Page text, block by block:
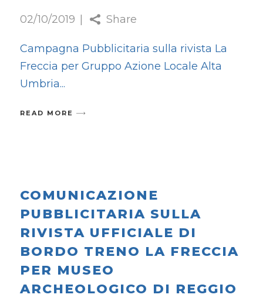
02/10/2019 Share
Campagna Pubblicitaria sulla rivista La
Freccia per Gruppo Azione Locale Alta
Umbria
READ MORE
COMUNICAZIONE
PUBBLICITARIA SULLA
RIVISTA UFFICIALE DI
BORDO TRENO LA FRECCIA
PER MUSEO
ARCHEOLOGICO DI REGGIO